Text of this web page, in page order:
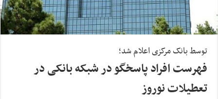
توسط بانک مرکزی اعلام شد؛
فهرست افراد پاسخگو در شبکه بانکی در
تعطیلات نوروز